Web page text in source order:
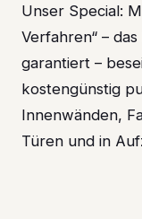
Unser Special:
Verfahren“ –
garantiert –
kostengünstig
Innenwänden,
Türen und in